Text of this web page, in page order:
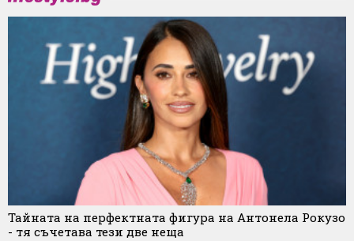
Тайната на перфектната фигура на Антонела Рокузо
- тя съчетава тези две неща